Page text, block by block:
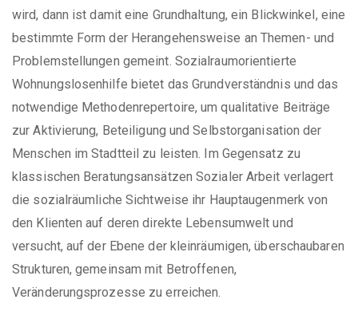
wird, dann ist damit eine Grundhaltung, ein Blickwinkel, eine
bestimmte Form der Herangehensweise an Themen- und
Problemstellungen gemeint. Sozialraumorientierte
Wohnungslosenhilfe bietet das Grundverständnis und das
notwendige Methodenrepertoire, um qualitative Beiträge
zur Aktivierung, Beteiligung und Selbstorganisation der
Menschen im Stadtteil zu leisten. Im Gegensatz zu
klassischen Beratungsansätzen Sozialer Arbeit verlagert
die sozialräumliche Sichtweise ihr Hauptaugenmerk von
den Klienten auf deren direkte Lebensumwelt und
versucht, auf der Ebene der kleinräumigen, überschaubaren
Strukturen, gemeinsam mit Betroffenen,
Veränderungsprozesse zu erreichen.